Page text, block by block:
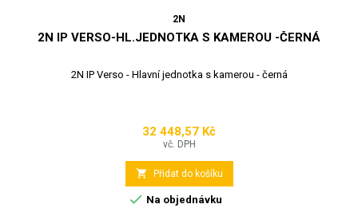
2N
2N IP VERSO-HL.JEDNOTKA S KAMEROU -ČERNÁ
2N IP Verso - Hlavní jednotka s kamerou - černá
Cena
32 448,57 Kč
vč. DPH
 Přidat do košíku
 Na objednávku